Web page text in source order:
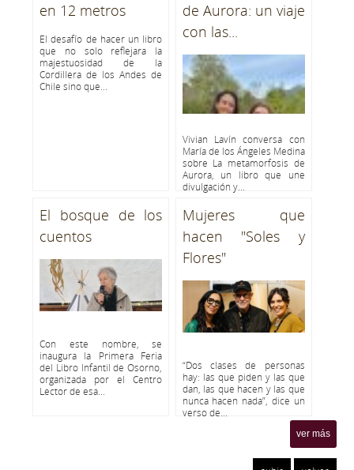
en 12 metros
El desafío de hacer un libro
que no solo reflejara la
majestuosidad de la
Cordillera de los Andes de
Chile sino que...
de Aurora: un viaje
con las...
Vivian Lavín conversa con
María de los Ángeles Medina
sobre La metamorfosis de
Aurora, un libro que une
divulgación y...
El bosque de los
cuentos
Con este nombre, se
inaugura la Primera Feria
del Libro Infantil de Osorno,
organizada por el Centro
Lector de esa...
Mujeres que
hacen "Soles y
Flores"
“Dos clases de personas
hay: las que piden y las que
dan, las que hacen y las que
nunca hacen nada”, dice un
verso de...
ver más